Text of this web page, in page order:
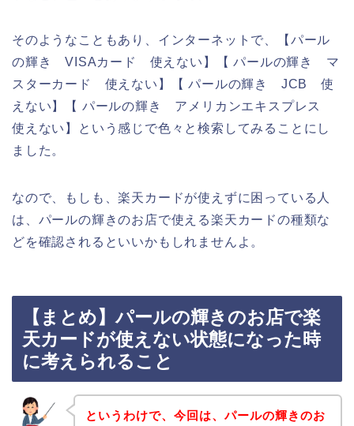
そのようなこともあり、インターネットで、【パール
の輝き VISAカード 使えない】【 パールの輝き マ
スターカード 使えない】【 パールの輝き JCB 使
えない】【 パールの輝き アメリカンエキスプレス
使えない】という感じで色々と検索してみることにし
ました。
なので、もしも、楽天カードが使えずに困っている人
は、パールの輝きのお店で使える楽天カードの種類な
どを確認されるといいかもしれませんよ。
【まとめ】パールの輝きのお店で楽
天カードが使えない状態になった時
に考えられること
というわけで、今回は、パールの輝きのお